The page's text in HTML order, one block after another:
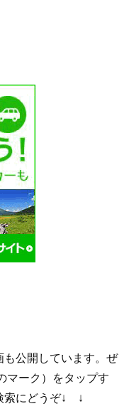
も公開しています。ぜ
マーク）をタップす
索にどうぞ↓ ↓